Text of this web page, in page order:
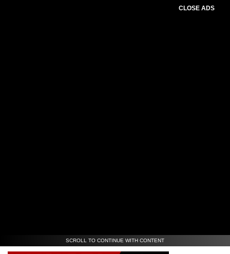
CLOSE ADS
SCROLL TO CONTINUE WITH CONTENT